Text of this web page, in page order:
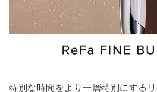
特別な時間をより一層特別にする